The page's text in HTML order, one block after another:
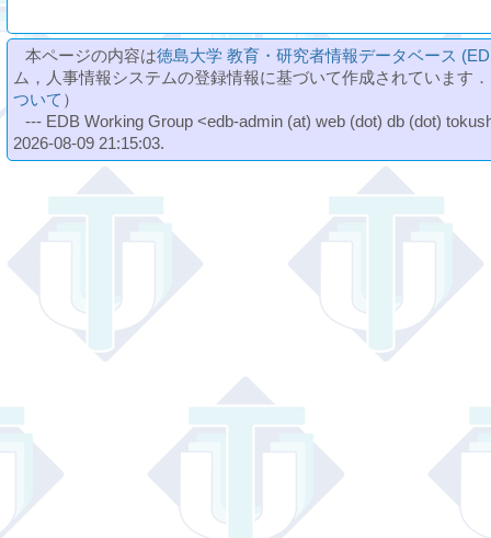
本ページの内容は徳島大学 教育・研究者情報データベース
ム，人事情報システムの登録情報に基づいて作成されています
ついて ）
--- EDB Working Group <edb-admin (at) web (dot) db (dot)
2026-08-09 21:15:03.